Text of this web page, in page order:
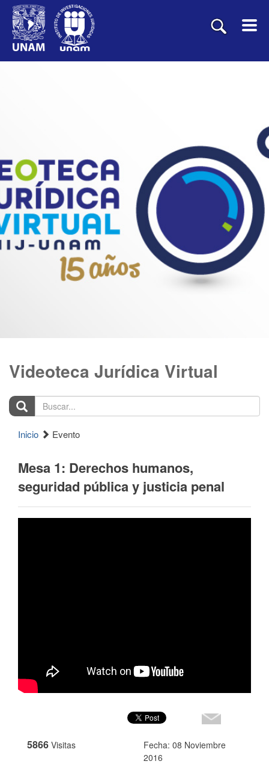
Videoteca Jurídica Virtual
Buscar...
Inicio Evento
Mesa 1: Derechos humanos,
seguridad pública y justicia penal
5866 Visitas
Fecha: 08 Noviembre
2016